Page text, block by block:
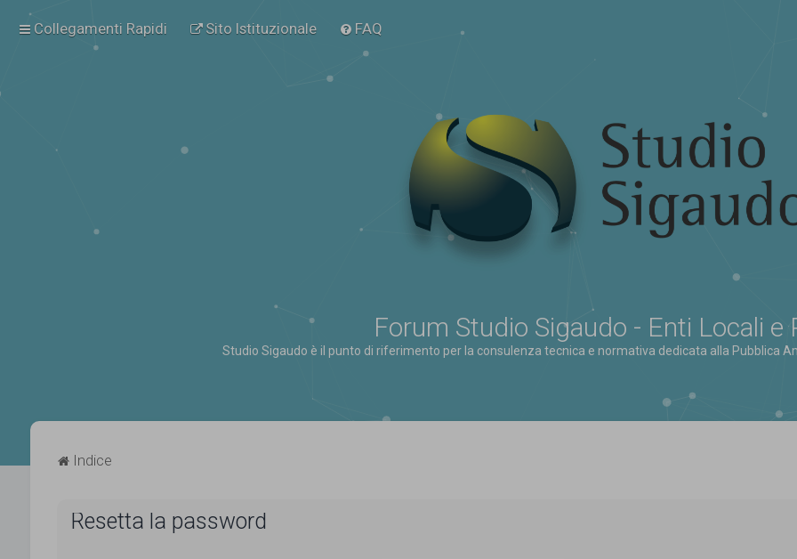
Collegamenti Rapidi Sito Istituzionale FAQ
Forum Studio Sigaudo - Enti Locali e
Studio Sigaudo è il punto di riferimento per la consulenza tecnica e normativa dedicata alla Pubblica
Indice
Resetta la password